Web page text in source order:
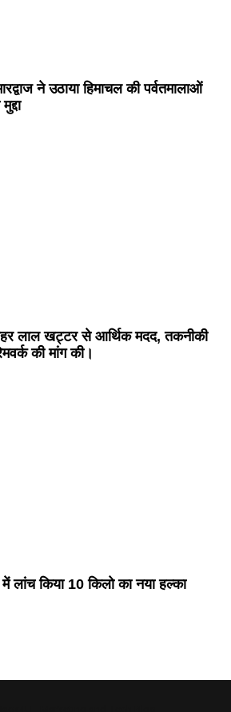
ने उठाया हिमाचल की पर्वतमालाओं
लाल खट्टर से आर्थिक मदद, तकनीकी
की मांग की।
लांच किया 10 किलो का नया हल्का